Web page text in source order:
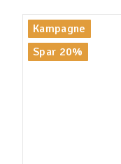
Kampagne
Spar 20%